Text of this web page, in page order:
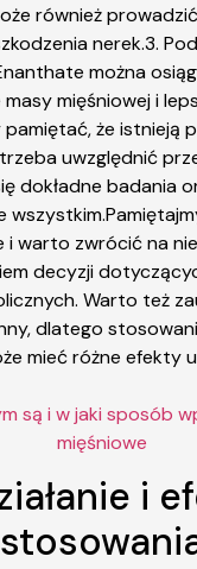
również
nerek.3.
można
mięśniowej i
pamiętać, że istnieją
uwzględnić
dokładne badania
i warto zwrócić na
decyzji
Warto też
dlatego
mieć różne efekty
są i w jaki sposób
mięśniowe
i